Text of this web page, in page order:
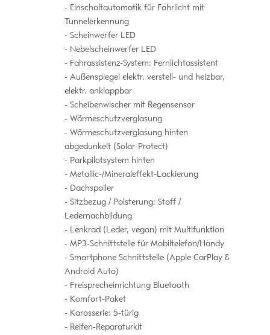
Einschaltautomatik für Fahrlicht mit
Tunnelerkennung
Scheinwerfer LED
Nebelscheinwerfer LED
Fahrassistenz-System: Fernlichtassistent
Außenspiegel elektr. verstell- und heizbar,
elektr. anklappbar
Scheibenwischer mit Regensensor
Wärmeschutzverglasung
Wärmeschutzverglasung hinten
abgedunkelt (Solar-Protect)
Parkpilotsystem hinten
Metallic-/Mineraleffekt-Lackierung
Dachspoiler
Sitzbezug / Polsterung: Stoff /
Ledernachbildung
Lenkrad (Leder, vegan) mit Multifunktion
MP3-Schnittstelle für Mobiltelefon/Handy
Smartphone Schnittstelle (Apple CarPlay &
Android Auto)
Freisprecheinrichtung Bluetooth
Komfort-Paket
Karosserie: 5-türig
Reifen-Reparaturkit